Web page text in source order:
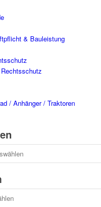
& Bauleistung
/ Anhänger / Traktoren